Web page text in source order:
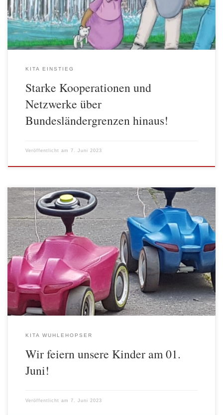
aus denen nachhaltige Projekte und Angebote […]
KITA EINSTIEG
Starke Kooperationen und
Netzwerke über
Bundesländergrenzen hinaus!
Veröffentlicht am 7. Juni 2023
Am 1. Juni war was los! Die Wuhlehopser feierten eine große
Kindertags-Party. Mit einem Morgenkreis im Garten und einem
bunten Frühstück starteten die Kinder alle gemeinsam in einen
aufregenden Tag. Am Vormittag gab es viele Stationen zu
entdecken. Bobby-Car-Rennen, Bastelstation mit Pustebechern,
Tauziehen, Dosenwerfen. Zum Mittag gab es Hot Dogs […]
KITA WUHLEHOPSER
Wir feiern unsere Kinder am 01.
Juni!
Veröffentlicht am 7. Juni 2023